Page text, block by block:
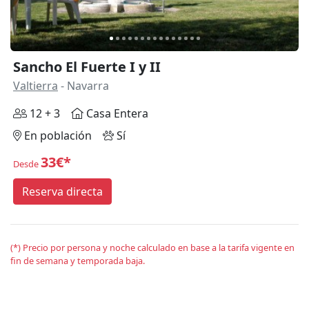
Sancho El Fuerte I y II
Valtierra - Navarra
12 + 3
Casa Entera
En población
Sí
Desde33€*
Reserva directa
(*) Precio por persona y noche calculado en base a la tarifa vigente en
fin de semana y temporada baja.